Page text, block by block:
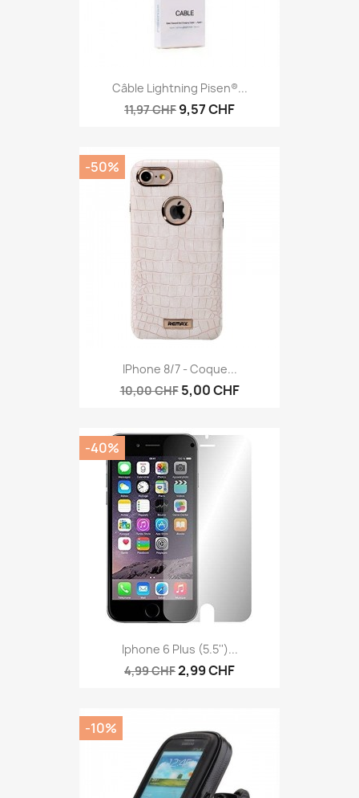
Câble Lightning Pisen®...
11,97 CHF 9,57 CHF
IPhone 8/7 - Coque...
10,00 CHF 5,00 CHF
-50%
Iphone 6 Plus (5.5'')...
4,99 CHF2,99 CHF
-40%
-10%